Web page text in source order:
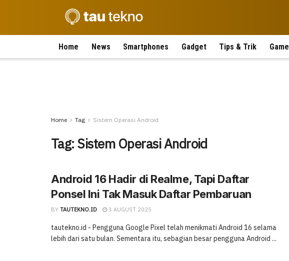
Home News Smartphones Gadget Tips & Trik Game
Home Tag Sistem Operasi Android
Tag: Sistem Operasi Android
Android 16 Hadir di Realme, Tapi Daftar
Ponsel Ini Tak Masuk Daftar Pembaruan
BY TAUTEKNO.ID 3 AUGUST 2025
tautekno.id - Pengguna Google Pixel telah menikmati Android 16 selama
lebih dari satu bulan. Sementara itu, sebagian besar pengguna Android ...